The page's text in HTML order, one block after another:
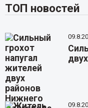
ТОП новостей